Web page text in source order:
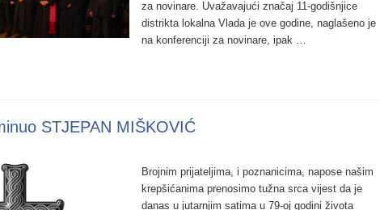
za novinare. Uvažavajući značaj 11-godišnjice
distrikta lokalna Vlada je ove godine, naglašeno je
na konferenciji za novinare, ipak …
STJEPAN MIŠKOVIĆ
Brojnim prijateljima, i poznanicima, napose našim
krepšićanima prenosimo tužna srca vijest da je
danas u jutarnjim satima u 79-oj godini života